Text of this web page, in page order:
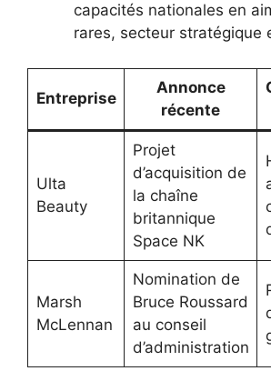
capacités nationales en
rares, secteur stratégique
Entreprise
Annonce
récente
Ulta
Beauty
Projet
d’acquisition de
la chaîne
britannique
Space NK
Marsh
McLennan
Nomination de
Bruce Roussard
au conseil
d’administration